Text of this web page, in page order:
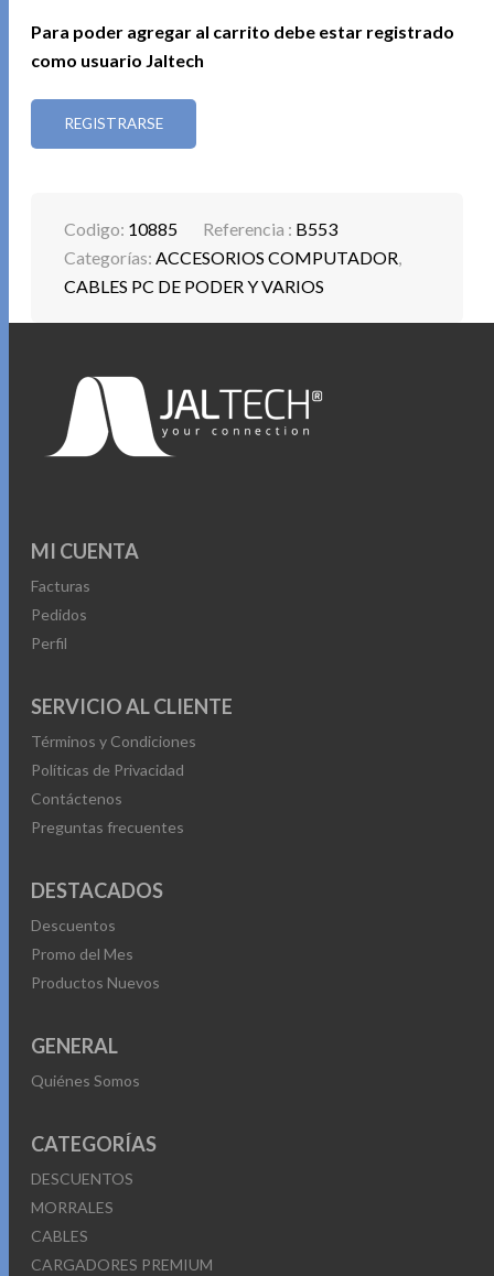
Para poder agregar al carrito debe estar registrado
como usuario Jaltech
REGISTRARSE
Codigo: 10885 Referencia : B553
Categorías:ACCESORIOS COMPUTADOR,
CABLES PC DE PODER Y VARIOS
MI CUENTA
Facturas
Pedidos
Perfil
SERVICIO AL CLIENTE
Términos y Condiciones
Políticas de Privacidad
Contáctenos
Preguntas frecuentes
DESTACADOS
Descuentos
Promo del Mes
Productos Nuevos
GENERAL
Quiénes Somos
CATEGORÍAS
DESCUENTOS
MORRALES
CABLES
CARGADORES PREMIUM